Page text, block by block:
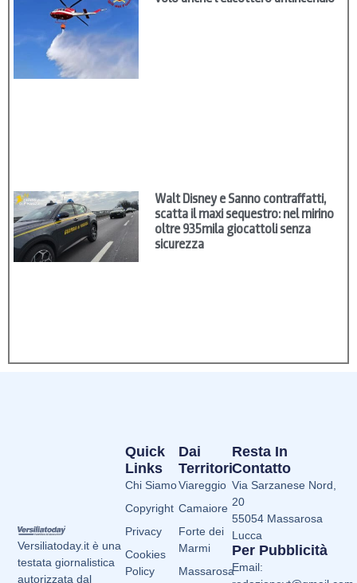
Walt Disney e Sanno contraffatti,
scatta il maxi sequestro: nel mirino
oltre 935mila giocattoli senza
sicurezza
Versiliatoday.it è una
testata giornalistica
autorizzata dal
Dai
Territori
Viareggio
Camaiore
Forte dei
Marmi
Massarosa
Quick
Links
Chi Siamo
Copyright
Privacy
Cookies
Policy
Resta In
Contatto
Via Sarzanese Nord,
20
55054 Massarosa
Lucca
Per Pubblicità
Email: